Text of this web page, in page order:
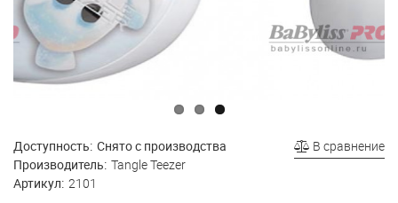
В сравнение
Доступность: Снято с производства
Производитель: Tangle Teezer
Артикул: 2101